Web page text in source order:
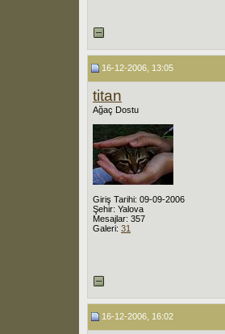
16-12-2006, 13:05
titan
Ağaç Dostu
Giriş Tarihi: 09-09-2006
Şehir: Yalova
Mesajlar: 357
Galeri: 31
16-12-2006, 16:02